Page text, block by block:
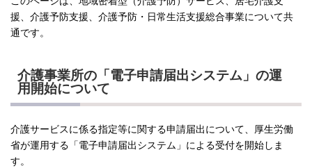
援、介護予防支援、介護予防・日常生活支援総合事業について共
通です。
介護事業所の「電子申請届出システム」の運
用開始について
介護サービスに係る指定等に関する申請届出について、厚生労働
省が運用する「電子申請届出システム」による受付を開始しま
す。